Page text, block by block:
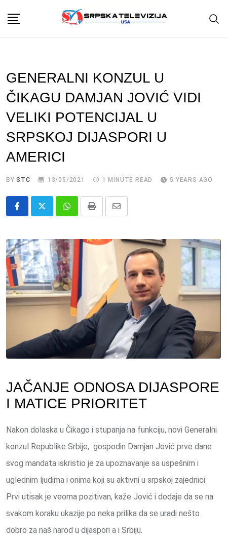
GENERALNI KONZUL U
ČIKAGU DAMJAN JOVIĆ VIDI
VELIKI POTENCIJAL U
SRPSKOJ DIJASPORI U
AMERICI
BYSTC 13/05/2021 1 MINUTE READ 5 YEARS AGO
Whatsapp
Print
Share
Email
JAČANJE ODNOSA DIJASPORE
I MATICE PRIORITET
Nakon dolaska u Čikago i stupanja na funkciju, novi Generalni
konzul Republike Srbije, gospodin Damjan Jović prve dane
svog mandata iskristio je za upoznavanje sa uspešnim i
uglednim ljudima i onima koji su aktivni u srpskoj zajednici.
Prvi utisak je veoma pozitivan, kaže Jović i dodaje da se na
svakom koraku ukazije po neka prilika da se uradi nešto
dobro za naš narod u dijaspori a i Srbiju.